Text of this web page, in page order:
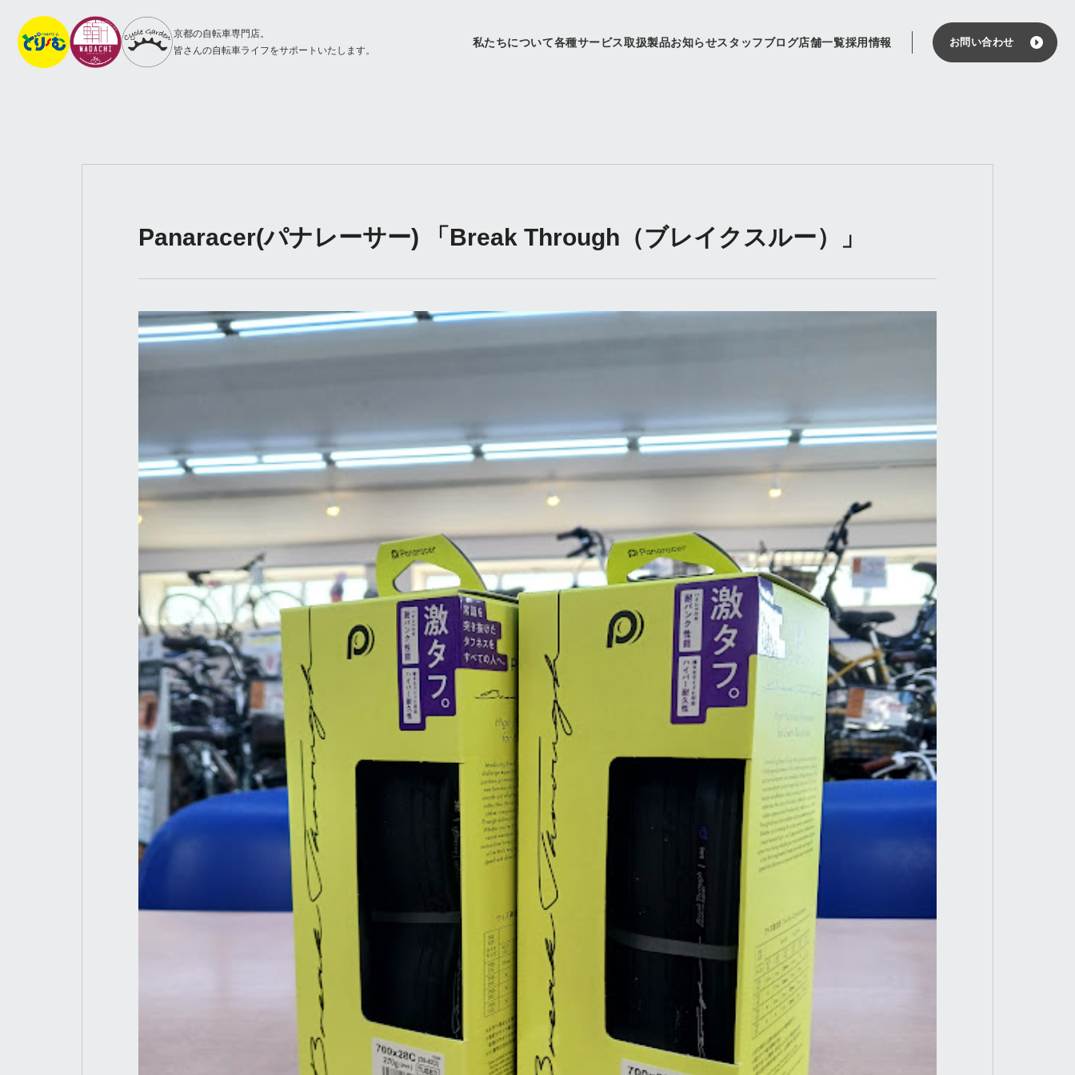
京都の自転車専門店。
皆さんの自転車ライフをサポートいたします。
私たちについて各種サービス取扱製品お知らせスタッフブログ店舗一覧採用情報 お問い合わせ
Panaracer(パナレーサー) 「Break Through（ブレイクスルー）」